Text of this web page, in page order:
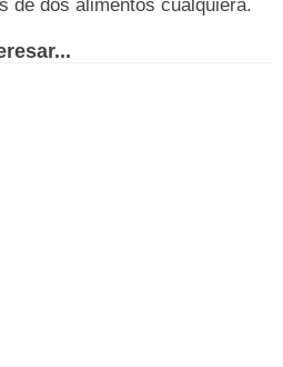
de dos alimentos cualquiera.